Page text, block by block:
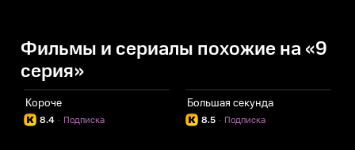
Фильмы и сериалы похожие на «9
серия»
Короче
8.4 Подписка
·
Большая секунда
8.5 Подписка
·